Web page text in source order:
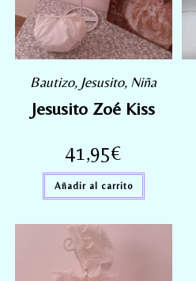
Bautizo, Jesusito, Niña
Jesusito Zoé Kiss
41,95€
Añadir al carrito